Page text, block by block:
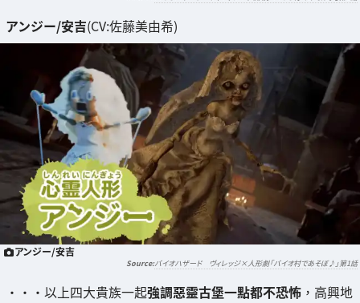
アンジー/安吉(CV:佐藤美由希)
アンジー/安吉
バイオハザード ヴィレッジ×人形劇「バイオ村であそぼ♪」第1話
・・・以上四大貴族一起強調惡靈古堡一點都不恐怖 ，高興地